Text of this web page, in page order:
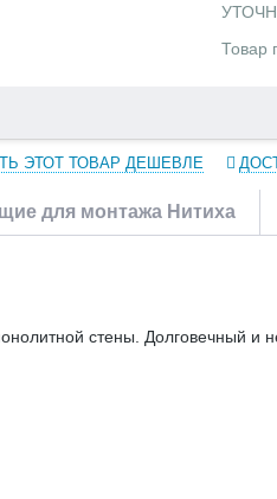
Товар
ЭТОТ ТОВАР ДЕШЕВЛЕ
для монтажа Нитиха
стены. Долговечный